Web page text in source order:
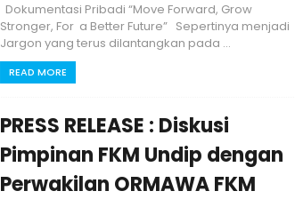
Dokumentasi Pribadi “Move Forward, Grow
Stronger, For a Better Future” Sepertinya menjadi
Jargon yang terus dilantangkan pada ...
READ MORE
PRESS RELEASE : Diskusi
Pimpinan FKM Undip dengan
Perwakilan ORMAWA FKM